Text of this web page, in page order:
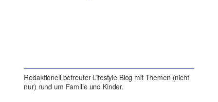
Redaktionell betreuter Lifestyle Blog mit Themen (nicht
nur) rund um Familie und Kinder.